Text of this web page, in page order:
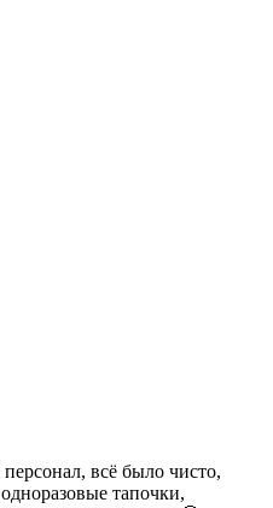
всё было чисто,
тапочки,